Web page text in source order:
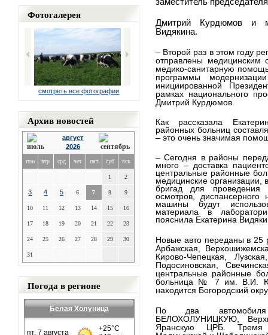
Фотогалерея
смотреть все фотографии
Архив новостей
август
2026
пон втр срд чет пят суб вск
1 2
3 4 5 6 7 8 9
10 11 12 13 14 15 16
17 18 19 20 21 22 23
24 25 26 27 28 29 30
31
Погода в регионе
Белая Холуница
Дмитрий Курдюмов и
Видякина.
– Второй раз в этом году
отправлены медицинским
медико-санитарную
программы
инициированной
рамках национального
Дмитрий Курдюмов.
Как рассказала
районных больниц
– это очень значимая
– Сегодня в районы
много – доставка
центральные районные
медицинские
бригад для проведения
осмотров,
машины будут
материала в
пояснила Екатерина
Новые авто переданы в 25
Арбажская,
Кирово-Чепецкая,
Подосиновская,
центральные районные
больница № 7 им. В.И.
находится Богородский
По два
БЕЛОХОЛУНИЦКУЮ,
Яранскую ЦРБ. Тремя